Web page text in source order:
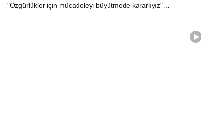
"Özgürlükler için mücadeleyi büyütmede kararlıyız"…